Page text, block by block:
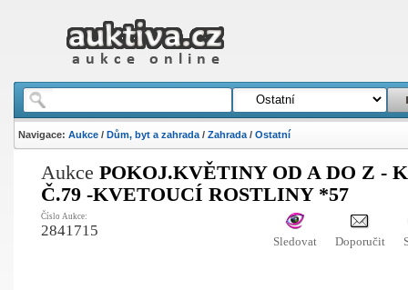
Navigace: Aukce/ Dům, byt a zahrada/ Zahrada/ Ostatní
Aukce POKOJ.KVĚTINY OD A DO Z -
Č.79 -KVETOUCÍ ROSTLINY *57
Číslo Aukce:
2841715
Sledovat Doporučit